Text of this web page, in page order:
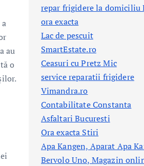
au
o
repar frigidere la domiciliu
ora exacta
Lac de pescuit
SmartEstate.ro
Ceasuri cu Pretz Mic
service reparatii frigidere
Vimandra.ro
Contabilitate Constanta
Asfaltari Bucuresti
Ora exacta Stiri
Apa Kangen, Aparat Apa
Bervolo Uno, Magazin